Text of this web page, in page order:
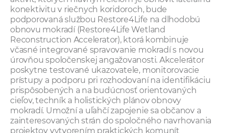
konektivitu v riečnych koridoroch, bude
podporovaná službou Restore4Life na dlhodobú
obnovu mokradí (Restore4Life Wetland
Reconstruction Accelerator), ktorá kombinuje
včasné integrované spravovanie mokradí s novou
úrovňou spoločenskej angažovanosti. Akcelerátor
poskytne testované ukazovatele, monitorovacie
prístupy a podporu pri rozhodovaní na identifikáciu
prispôsobených a na budúcnosť orientovaných
cieľov, techník a holistických plánov obnovy
mokradí. Umožní a uľahčí zapojenie sa občanov a
zainteresovaných strán do spoločného navrhovania
projektov vytvorením praktických komunít